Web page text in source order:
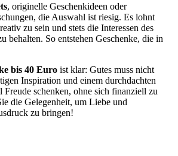
, originelle Geschenkideen oder
die Auswahl ist riesig. Es lohnt
zu sein und stets die Interessen des
behalten. So entstehen Geschenke, die in
bis 40 Euro ist klar: Gutes muss nicht
Inspiration und einem durchdachten
Freude schenken, ohne sich finanziell zu
die Gelegenheit, um Liebe und
zu bringen!